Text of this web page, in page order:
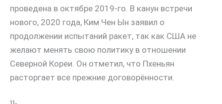
проведена в октябре 2019-го. В канун встречи
нового, 2020 года, Ким Чен Ын заявил о
продолжении испытаний ракет, так как США не
желают менять свою политику в отношении
Северной Кореи. Он отметил, что Пхеньян
расторгает все прежние договорённости.